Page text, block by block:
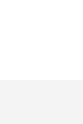
véritable outil